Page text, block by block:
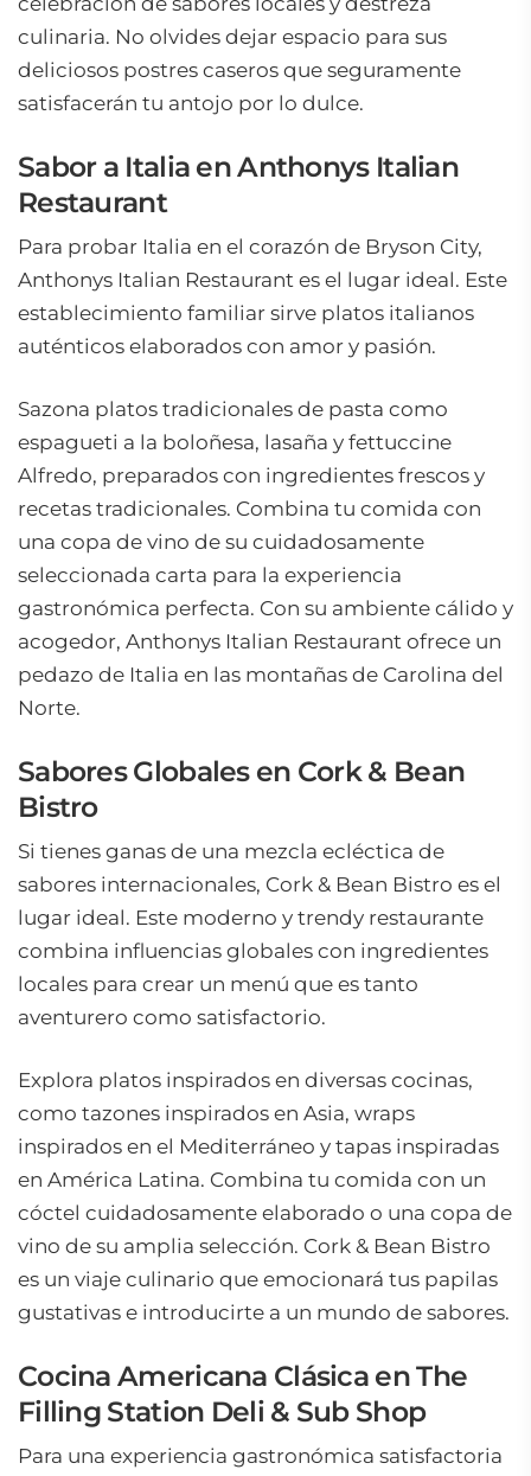
culinaria. No olvides dejar espacio para sus
deliciosos postres caseros que seguramente
satisfacerán tu antojo por lo dulce.
Sabor a Italia en Anthonys Italian
Restaurant
Para probar Italia en el corazón de Bryson City,
Anthonys Italian Restaurant es el lugar ideal. Este
establecimiento familiar sirve platos italianos
auténticos elaborados con amor y pasión.
Sazona platos tradicionales de pasta como
espagueti a la boloñesa, lasaña y fettuccine
Alfredo, preparados con ingredientes frescos y
recetas tradicionales. Combina tu comida con
una copa de vino de su cuidadosamente
seleccionada carta para la experiencia
gastronómica perfecta. Con su ambiente cálido y
acogedor, Anthonys Italian Restaurant ofrece un
pedazo de Italia en las montañas de Carolina del
Norte.
Sabores Globales en Cork & Bean
Bistro
Si tienes ganas de una mezcla ecléctica de
sabores internacionales, Cork & Bean Bistro es el
lugar ideal. Este moderno y trendy restaurante
combina influencias globales con ingredientes
locales para crear un menú que es tanto
aventurero como satisfactorio.
Explora platos inspirados en diversas cocinas,
como tazones inspirados en Asia, wraps
inspirados en el Mediterráneo y tapas inspiradas
en América Latina. Combina tu comida con un
cóctel cuidadosamente elaborado o una copa de
vino de su amplia selección. Cork & Bean Bistro
es un viaje culinario que emocionará tus papilas
gustativas e introducirte a un mundo de sabores.
Cocina Americana Clásica en The
Filling Station Deli & Sub Shop
Para una experiencia gastronómica satisfactoria